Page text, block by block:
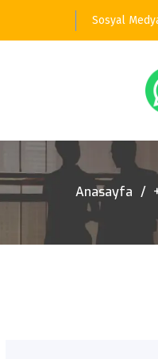
Sosyal
Anasayfa